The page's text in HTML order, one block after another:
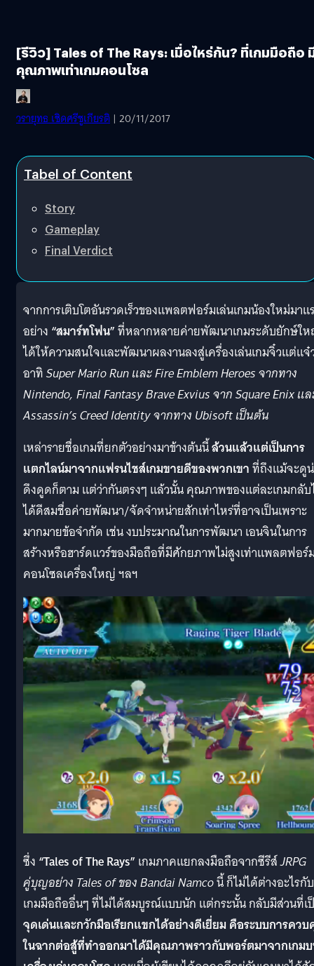
[รีวิว] Tales of The Rays: เมื่อไหร่กัน? ที่เกมมือถือ
คุณภาพเท่าเกมคอนโซล
วรายุทธ เชิดศรีชูเกียรติ | 20/11/2017
Tabel of Content
Story
Gameplay
Final Verdict
จากการเติบโตอันรวดเร็วของแพลตฟอร์มเล่นเกมน้องใหม่มาแ
อย่าง “สมาร์ทโฟน”ที่หลากหลายค่ายพัฒนาเกมระดับยักษ์ใ
ได้ให้ความสนใจและพัฒนาผลงานลงสู่เครื่องเล่นเกมจิ๋วแต่แจ๋
อาทิSuper Mario Run และ Fire Emblem Heroes จากทาง
Nintendo, Final Fantasy Brave Exvius จาก Square Enix แ
Assassin’s Creed Identity จากทาง Ubisoft เป็นต้น
เหล่ารายชื่อเกมที่ยกตัวอย่างมาข้างต้นนี้ล้วนแล้วแต่เป็นการ
แตกไลน์มาจากแฟรนไชส์เกมขายดีของพวกเขาที่ถึงแม้จะดู
ดึงดูดก็ตาม แต่ว่ากันตรงๆ แล้วนั้น คุณภาพของแต่ละเกมกลับ
ได้ดีสมชื่อค่ายพัฒนา/จัดจำหน่ายสักเท่าไหร่ที่อาจเป็นเพราะ
มากมายข้อจำกัด เช่น งบประมาณในการพัฒนา เอนจินในการ
สร้างหรือฮาร์ดแวร์ของมือถือที่มีศักยภาพไม่สูงเท่าแพลตฟอร์
คอนโซลเครื่องใหญ่ ฯลฯ
ซึ่ง “Tales of The Rays” เกมภาคแยกลงมือถือจากซีรีส์JRPG
คู่บุญอย่าง Tales of ของ Bandai Namcoนี้ ก็ไม่ได้ต่างอะไรกับ
เกมมือถืออื่นๆ ที่ไม่ได้สมบูรณ์แบบนัก แต่กระนั้น กลับมีส่วนที่เ
จุดเด่นและกวักมือเรียกแขกได้อย่างดีเยี่ยม คือระบบการคว
ในฉากต่อสู้ที่ทำออกมาได้มีคุณภาพราวกับพอร์ตมาจากเกม